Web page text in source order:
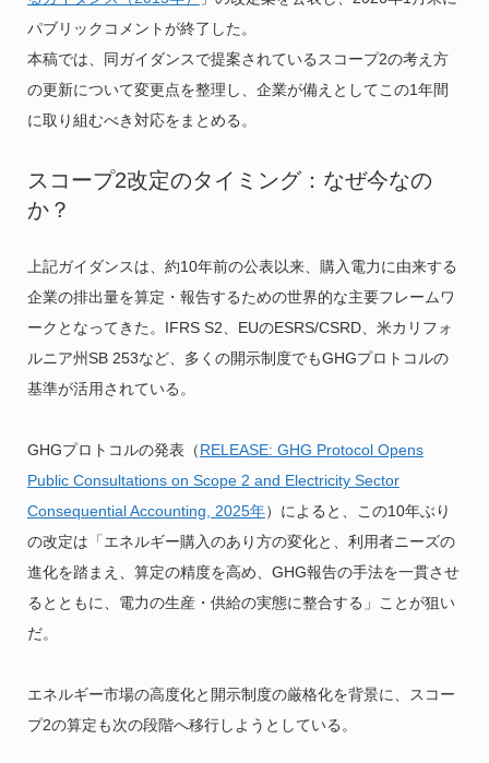
パブリックコメントが終了した。
本稿では、同ガイダンスで提案されているスコープ2の考え方
の更新について変更点を整理し、企業が備えとしてこの1年間
に取り組むべき対応をまとめる。
スコープ2改定のタイミング：なぜ今なの
か？
上記ガイダンスは、約10年前の公表以来、購入電力に由来する
企業の排出量を算定・報告するための世界的な主要フレームワ
ークとなってきた。IFRS S2、EUのESRS/CSRD、米カリフォ
ルニア州SB 253など、多くの開示制度でもGHGプロトコルの
基準が活用されている。
GHGプロトコルの発表（RELEASE: GHG Protocol Opens
Public Consultations on Scope 2 and Electricity Sector
Consequential Accounting, 2025年）によると、この10年ぶり
の改定は「エネルギー購入のあり方の変化と、利用者ニーズの
進化を踏まえ、算定の精度を高め、GHG報告の手法を一貫させ
るとともに、電力の生産・供給の実態に整合する」ことが狙い
だ。
エネルギー市場の高度化と開示制度の厳格化を背景に、スコー
プ2の算定も次の段階へ移行しようとしている。